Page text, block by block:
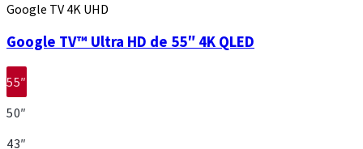
Google TV 4K UHD
Google TV™ Ultra HD de 55″ 4K QLED
55″
50″
43″